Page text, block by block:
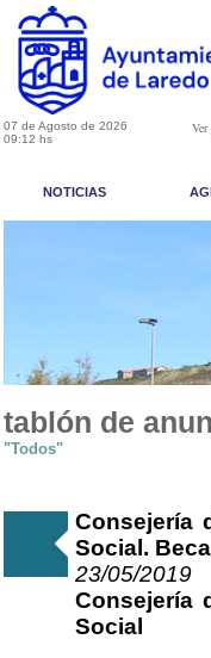
07 de Agosto de 2026
09:12 hs
NOTICIAS
tablón de
"Todos"
Consejería
Social.
23/05/2019
Consejería
Social